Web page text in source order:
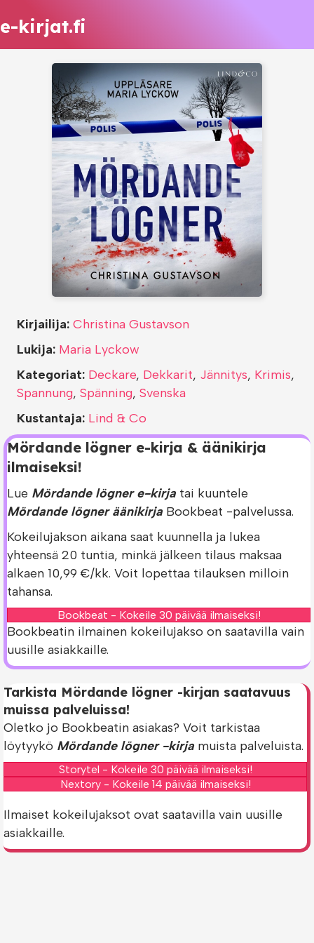
e-kirjat.fi
Mördande lögner e-kirja & äänikirja
ilmaiseksi!
Lue Mördande lögner e-kirja tai kuuntele
Mördande lögner äänikirja Bookbeat -palvelussa.
Kokeilujakson aikana saat kuunnella ja lukea
yhteensä 20 tuntia, minkä jälkeen tilaus maksaa
alkaen 10,99 €/kk. Voit lopettaa tilauksen milloin
tahansa.
Bookbeat - Kokeile 30 päivää ilmaiseksi!
Bookbeatin ilmainen kokeilujakso on saatavilla vain
uusille asiakkaille.
Kirjailija: Christina Gustavson
Lukija: Maria Lyckow
Kategoriat: Deckare, Dekkarit, Jännitys, Krimis,
Spannung, Spänning, Svenska
Kustantaja: Lind & Co
Tarkista Mördande lögner -kirjan saatavuus
muissa palveluissa!
Oletko jo Bookbeatin asiakas? Voit tarkistaa
löytyykö Mördande lögner -kirja muista palveluista.
Storytel - Kokeile 30 päivää ilmaiseksi!
Nextory - Kokeile 14 päivää ilmaiseksi!
Ilmaiset kokeilujaksot ovat saatavilla vain uusille
asiakkaille.